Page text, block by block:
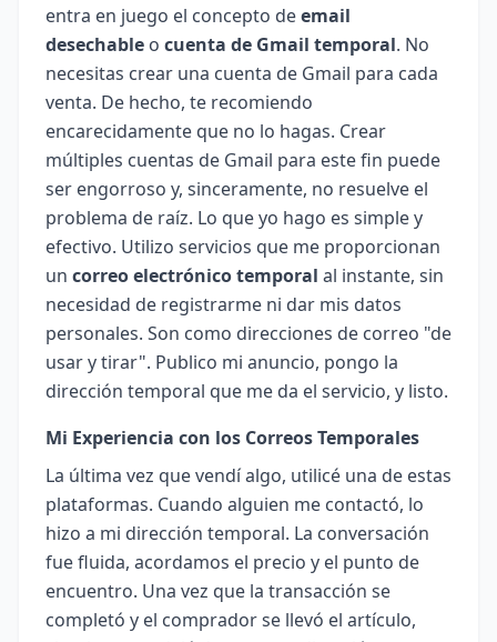
entra en juego el concepto deemail
desechable o cuenta de Gmail temporal. No
necesitas crear una cuenta de Gmail para cada
venta. De hecho, te recomiendo
encarecidamente que no lo hagas. Crear
múltiples cuentas de Gmail para este fin puede
ser engorroso y, sinceramente, no resuelve el
problema de raíz. Lo que yo hago es simple y
efectivo. Utilizo servicios que me proporcionan
un correo electrónico temporal al instante, sin
necesidad de registrarme ni dar mis datos
personales. Son como direcciones de correo "de
usar y tirar". Publico mi anuncio, pongo la
dirección temporal que me da el servicio, y listo.
Mi Experiencia con los Correos Temporales
La última vez que vendí algo, utilicé una de estas
plataformas. Cuando alguien me contactó, lo
hizo a mi dirección temporal. La conversación
fue fluida, acordamos el precio y el punto de
encuentro. Una vez que la transacción se
completó y el comprador se llevó el artículo,